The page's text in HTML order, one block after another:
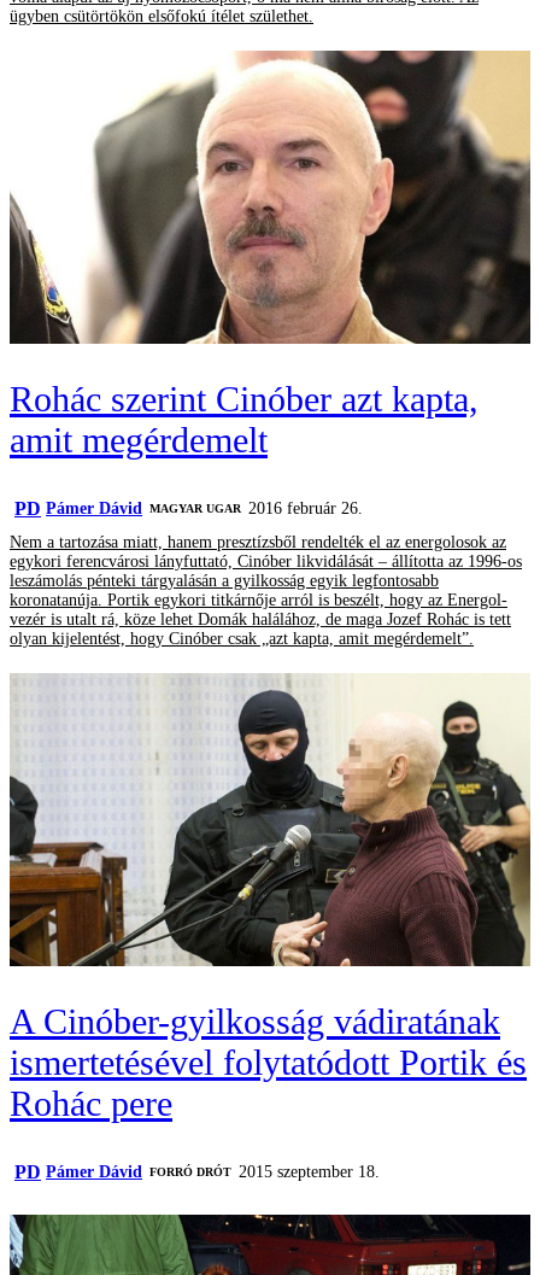
ügyben csütörtökön elsőfokú ítélet születhet.
Rohác szerint Cinóber azt kapta,
amit megérdemelt
PD Pámer Dávid MAGYAR UGAR 2016 február 26.
Nem a tartozása miatt, hanem presztízsből rendelték el az energolosok az
egykori ferencvárosi lányfuttató, Cinóber likvidálását – állította az 1996-os
leszámolás pénteki tárgyalásán a gyilkosság egyik legfontosabb
koronatanúja. Portik egykori titkárnője arról is beszélt, hogy az Energol-
vezér is utalt rá, köze lehet Domák halálához, de maga Jozef Rohác is tett
olyan kijelentést, hogy Cinóber csak „azt kapta, amit megérdemelt”.
A Cinóber-gyilkosság vádiratának
ismertetésével folytatódott Portik és
Rohác pere
PD Pámer Dávid FORRÓ DRÓT 2015 szeptember 18.